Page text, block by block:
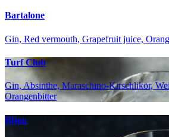
Bartalone
Gin, Red vermouth, Grapefruit juice,
Turf Club
Gin, Absinthe, Maraschino-Kirschlikör,
Orangenbitter
Bijou